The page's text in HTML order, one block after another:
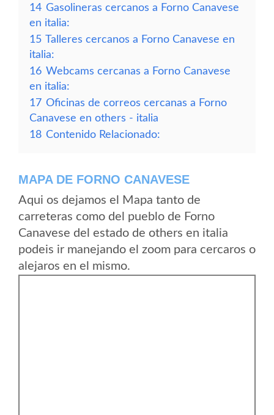
14 Gasolineras cercanos a Forno Canavese
en italia:
15 Talleres cercanos a Forno Canavese en
italia:
16 Webcams cercanas a Forno Canavese
en italia:
17 Oficinas de correos cercanas a Forno
Canavese en others - italia
18 Contenido Relacionado:
MAPA DE FORNO CANAVESE
Aqui os dejamos el Mapa tanto de
carreteras como del pueblo de Forno
Canavese del estado de others en italia
podeis ir manejando el zoom para cercaros o
alejaros en el mismo.